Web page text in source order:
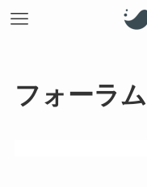
フォーラム